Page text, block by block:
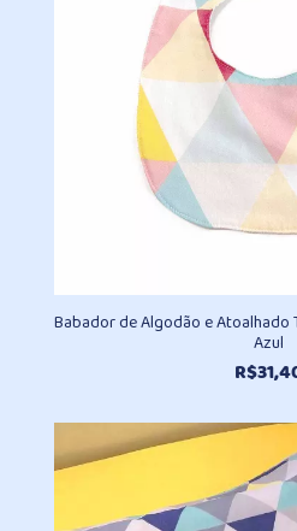
Babador de Algodão e Atoalhado
Azul
R$